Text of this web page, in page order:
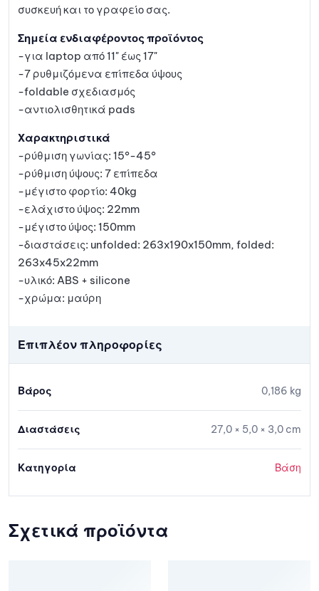
συσκευή και το γραφείο σας.
Σημεία ενδιαφέροντος προϊόντος
-για laptop από 11" έως 17"
-7 ρυθμιζόμενα επίπεδα ύψους
-foldable σχεδιασμός
-αντιολισθητικά pads
Χαρακτηριστικά
-ρύθμιση γωνίας: 15°-45°
-ρύθμιση ύψους: 7 επίπεδα
-μέγιστο φορτίο: 40kg
-ελάχιστο ύψος: 22mm
-μέγιστο ύψος: 150mm
-διαστάσεις: unfolded: 263x190x150mm, folded:
263x45x22mm
-υλικό: ABS + silicone
-χρώμα: μαύρη
Επιπλέον πληροφορίες
Βάρος 0,186 kg
Διαστάσεις 27,0 × 5,0 × 3,0 cm
Κατηγορία Βάση
Σχετικά προϊόντα